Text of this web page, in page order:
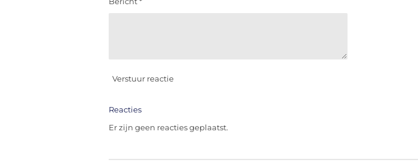
Verstuur reactie
Reacties
Er zijn geen reacties geplaatst.